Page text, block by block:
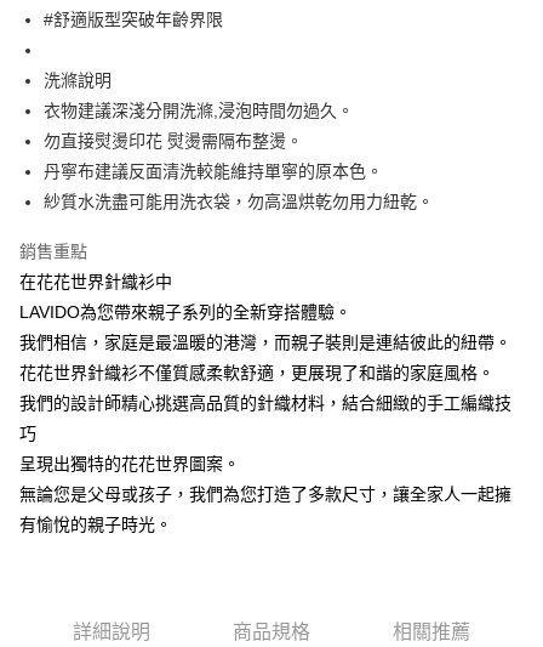
相關說明
2.付款方式選擇「大哥付你分期」，訂單成立後會自動跳轉到大哥付的交易
流程，驗證手機門號後，選擇欲分期的期數、繳款截止日，確認付款後即完
3.實際核准額度、可分期數及費用金額請依後續交易確認頁面所載為準。
4.訂單成立30分鐘內，如未前往確認交易或遇審核未通過，訂單將自動取
消。如遇「轉專審核」未通過狀況，表示未達大哥付你分期系統評分，恕無
法說明評估內容。
1.分期款項不併入電信帳單，「大哥付你分期」於每月結算日後寄送繳費提
醒簡訊。
2.透過簡訊連結打開帳單後，可選擇「超商條碼／台灣大直營門市／銀行轉
帳／街口支付／iPASS MONEY」等通路繳費。
【注意事項】
用戶於交易時，得透過本服務購買商品或服務，並由商店將買賣／分期付款
買賣價金債權讓與本公司後，依約使用本公司帳單繳交帳款。
2.基於同意付款使用「大哥付你分期」之契約關係目的，商店將以您的個人
資料（包含姓名、電話或地址）提供予台灣大哥大進項蒐集、處理及利用，
由本公司與您本人進行分期帳單所需資料之確認、核對及更正。
3.完整用戶服務條款，請詳閱以下連結：
ATM付款
運送方式
每筆NT$60，滿NT$1,200(含以上)免運費
7-11取貨付款
每筆NT$60，滿NT$1,500(含以上)免運費
每筆NT$60，滿NT$1,500(含以上)免運費
宅配
每筆NT$100，滿NT$3,000(含以上)免運費
#舒適版型突破年齡界限
洗滌說明
衣物建議深淺分開洗滌,浸泡時間勿過久。
勿直接熨燙印花 熨燙需隔布整燙。
丹寧布建議反面清洗較能維持單寧的原本色。
紗質水洗盡可能用洗衣袋，勿高溫烘乾勿用力紐乾。
銷售重點
在花花世界針織衫中
LAVIDO為您帶來親子系列的全新穿搭體驗。
我們相信，家庭是最溫暖的港灣，而親子裝則是連結彼此的紐帶。
花花世界針織衫不僅質感柔軟舒適，更展現了和諧的家庭風格。
我們的設計師精心挑選高品質的針織材料，結合細緻的手工編織技
巧
呈現出獨特的花花世界圖案。
無論您是父母或孩子，我們為您打造了多款尺寸，讓全家人一起擁
有愉悅的親子時光。
詳細說明 商品規格 相關推薦